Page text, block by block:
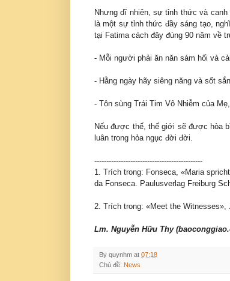
Nhưng dĩ nhiên, sự tỉnh thức và
là một sự tỉnh thức đầy sáng tạo,
tại Fatima cách đây đúng 90 năm về
- Mỗi người phải ăn năn sám hối và
- Hằng ngày hãy siêng năng và sốt
- Tôn sùng Trái Tim Vô Nhiễm của
Nếu được thế, thế giới sẽ được hòa
luân trong hỏa ngục đời đời.
---------------------------------------------
1. Trích trong: Fonseca, «Maria
da Fonseca. Paulusverlag Freiburg
2. Trích trong: «Meet the Witnesses»,
Lm. Nguyễn Hữu Thy
By quynhm at 07:18
Chủ đề: News